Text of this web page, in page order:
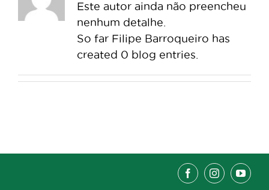
Este autor ainda não preencheu
nenhum detalhe.
So far Filipe Barroqueiro has
created 0 blog entries.